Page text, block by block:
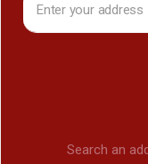
Search an